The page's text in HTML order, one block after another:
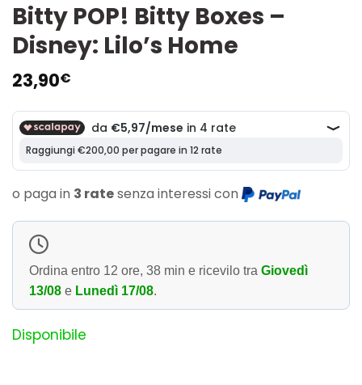
Bitty POP! Bitty Boxes –
Disney: Lilo’s Home
23,90€
o paga in 3 ratesenza interessi con
Ordina entro 12 ore, 38 min e ricevilo tra Giovedì
13/08 e Lunedì 17/08.
Disponibile